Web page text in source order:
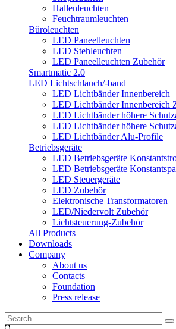
Hallenleuchten
Feuchtraumleuchten
Büroleuchten
LED Paneelleuchten
LED Stehleuchten
LED Paneelleuchten Zubehör
Smartmatic 2.0
LED Lichtschlauch/-band
LED Lichtbänder Innenbereich
LED Lichtbänder Innenbereich
LED Lichtbänder höhere
LED Lichtbänder höhere
LED Lichtbänder Alu-Profile
Betriebsgeräte
LED Betriebsgeräte
LED Betriebsgeräte
LED Steuergeräte
LED Zubehör
Elektronische Transformatoren
LED/Niedervolt Zubehör
Lichtsteuerung-Zubehör
All Products
Downloads
Company
About us
Contacts
Foundation
Press release